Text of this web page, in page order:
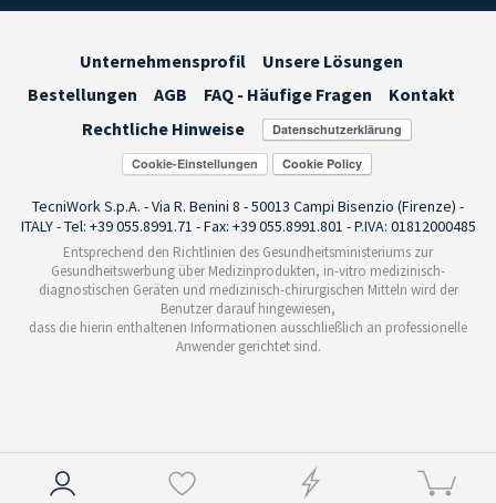
Unternehmensprofil
Unsere Lösungen
Bestellungen
AGB FAQ - Häufige Fragen
Kontakt
Rechtliche Hinweise
Cookie-Einstellungen
TecniWork S.p.A. - Via R. Benini 8 - 50013 Campi Bisenzio (Firenze) -
ITALY - Tel: +39 055.8991.71 - Fax: +39 055.8991.801 - P.IVA: 01812000485
Entsprechend den Richtlinien des Gesundheitsministeriums zur
Gesundheitswerbung über Medizinprodukten, in-vitro medizinisch-
diagnostischen Geräten und medizinisch-chirurgischen Mitteln wird der
Benutzer darauf hingewiesen,
dass die hierin enthaltenen Informationen ausschließlich an professionelle
Anwender gerichtet sind.